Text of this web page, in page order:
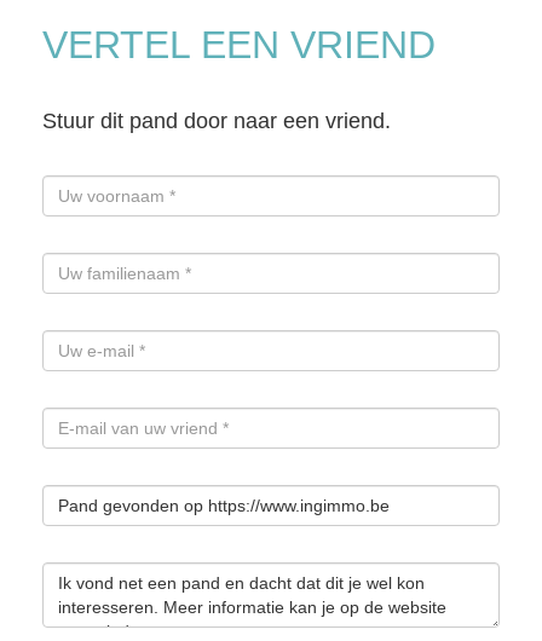
VERTEL EEN VRIEND
Stuur dit pand door naar een vriend.